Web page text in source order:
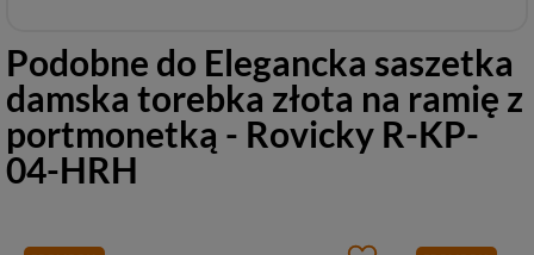
Podobne do Elegancka saszetka
damska torebka złota na ramię z
portmonetką - Rovicky R-KP-
04-HRH